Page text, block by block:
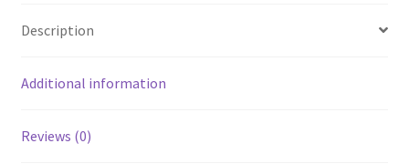
Description
Additional information
Reviews (0)